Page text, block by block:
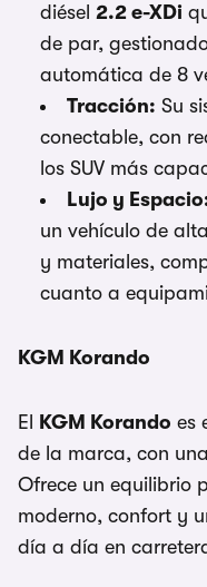
diésel 2.2 e-XDi
de par,
automática de 8
Tracción: Su
conectable, con
los SUV más
Lujo y
un vehículo de
y materiales,
cuanto a
KGM Korando
El KGM Korando es
de la marca, con
Ofrece un equilibrio
moderno, confort y
día a día en